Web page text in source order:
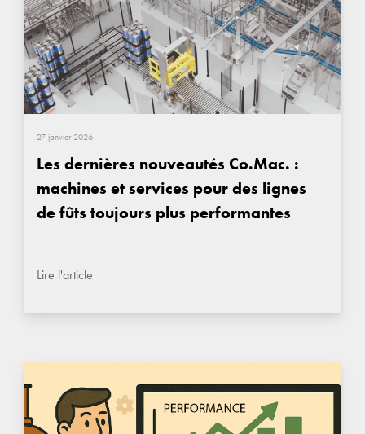
27 janvier 2026
Les dernières nouveautés Co.Mac. :
machines et services pour des lignes
de fûts toujours plus performantes
Lire l'article